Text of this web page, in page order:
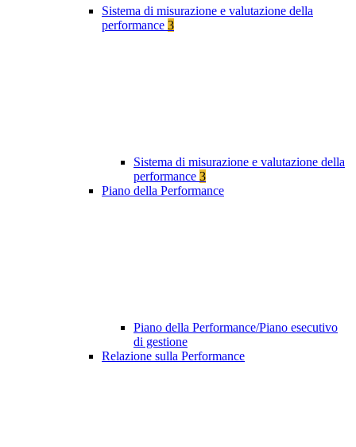
Sistema di misurazione e valutazione della
performance 3
Sistema di misurazione e valutazione della
performance 3
Piano della Performance
Piano della Performance/Piano esecutivo
di gestione
Relazione sulla Performance